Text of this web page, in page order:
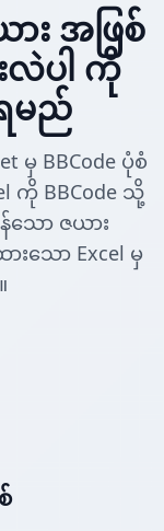
ား အဖြစ်
လဲပါ ကို
မည်
မှ BBCode ပုံစံ
ကို BBCode သို့
သော ဇယား
သော Excel မှ